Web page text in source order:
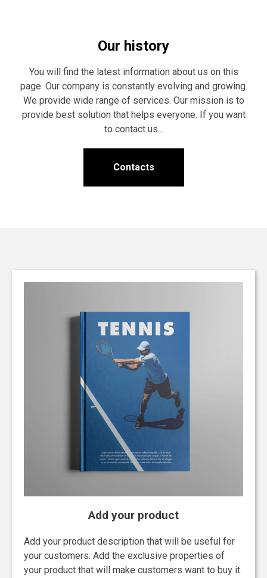
Our history
You will find the latest information about us on this
page. Our company is constantly evolving and growing.
We provide wide range of services. Our mission is to
provide best solution that helps everyone. If you want
to contact us...
Contacts
Add your product
Add your product description that will be useful for
your customers. Add the exclusive properties of
your product that will make customers want to buy it.